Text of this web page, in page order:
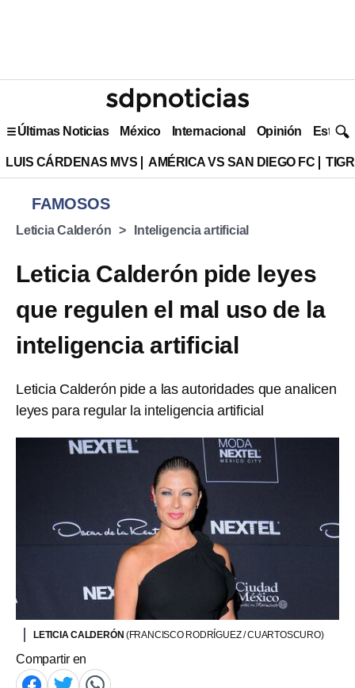
Últimas Noticias México Internacional Opinión Estilo
LUIS CÁRDENAS MVS AMÉRICA VS SAN DIEGO FC
FAMOSOS
Leticia Calderón Inteligencia artificial
Leticia Calderón pide leyes
que regulen el mal uso de la
inteligencia artificial
Leticia Calderón pide a las autoridades que analicen
leyes para regular la inteligencia artificial
LETICIA CALDERÓN (FRANCISCO RODRÍGUEZ / CUARTOSCURO)
Compartir en